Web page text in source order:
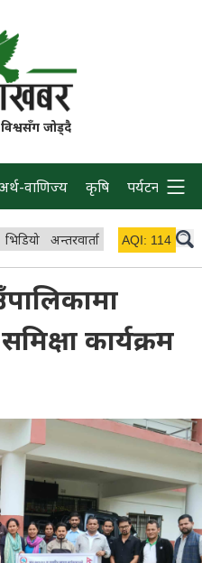
जोड्दै
वाणिज्य कृषि पर्यटन प्रवास
भिडियो अन्तरवार्ता विचार/ब्लग
AQI: 114
कार्यक्रम